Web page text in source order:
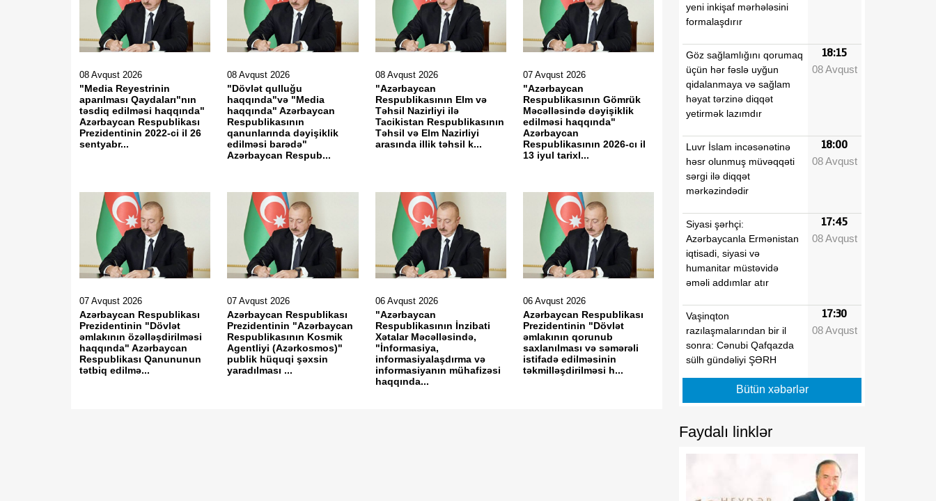
08 Avqust 2026
"Media Reyestrinin
aparılması Qaydaları"nın
təsdiq edilməsi haqqında"
Azərbaycan Respublikası
Prezidentinin 2022-ci il 26
sentyabr...
08 Avqust 2026
"Dövlət qulluğu
haqqında"və "Media
haqqında" Azərbaycan
Respublikasının
qanunlarında dəyişiklik
edilməsi barədə"
Azərbaycan Respub...
08 Avqust 2026
"Azərbaycan
Respublikasının Elm və
Təhsil Nazirliyi ilə
Tacikistan Respublikasının
Təhsil və Elm Nazirliyi
arasında illik təhsil k...
07 Avqust 2026
"Azərbaycan
Respublikasının Gömrük
Məcəlləsində dəyişiklik
edilməsi haqqında"
Azərbaycan
Respublikasının 2026-cı il
13 iyul tarixl...
07 Avqust 2026
Azərbaycan Respublikası
Prezidentinin "Dövlət
əmlakının özəlləşdirilməsi
haqqında" Azərbaycan
Respublikası Qanununun
tətbiq edilmə...
07 Avqust 2026
Azərbaycan Respublikası
Prezidentinin "Azərbaycan
Respublikasının Kosmik
Agentliyi (Azərkosmos)"
publik hüquqi şəxsin
yaradılması ...
06 Avqust 2026
"Azərbaycan
Respublikasının İnzibati
Xətalar Məcəlləsində,
"İnformasiya,
informasiyalaşdırma və
informasiyanın mühafizəsi
haqqında...
06 Avqust 2026
Azərbaycan Respublikası
Prezidentinin "Dövlət
əmlakının qorunub
saxlanılması və səmərəli
istifadə edilməsinin
təkmilləşdirilməsi h...
yeni inkişaf mərhələsini
formalaşdırır
Göz sağlamlığını qorumaq
üçün hər fəslə uyğun
qidalanmaya və sağlam
həyat tərzinə diqqət
yetirmək lazımdır
18:15
08 Avqust
Luvr İslam incəsənətinə
həsr olunmuş müvəqqəti
sərgi ilə diqqət
mərkəzindədir
18:00
08 Avqust
Siyasi şərhçi:
Azərbaycanla Ermənistan
iqtisadi, siyasi və
humanitar müstəvidə
əməli addımlar atır
17:45
08 Avqust
Vaşinqton
razılaşmalarından bir il
sonra: Cənubi Qafqazda
sülh gündəliyi ŞƏRH
17:30
08 Avqust
Qazaxda 11,7 min hektar
götürülüb
17:20
08 Avqust
Bütün xəbərlər
Faydalı linklər